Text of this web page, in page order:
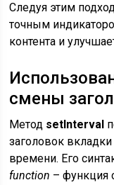
Следуя этим
точным
контента и
смены
Метод setInterval
заголовок
времени. Его
function – функция